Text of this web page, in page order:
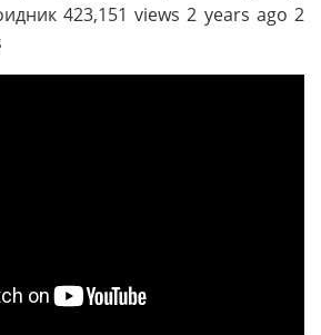
423,151 views 2 years ago 2